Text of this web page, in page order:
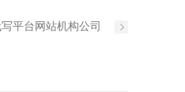
平台网站机构公司